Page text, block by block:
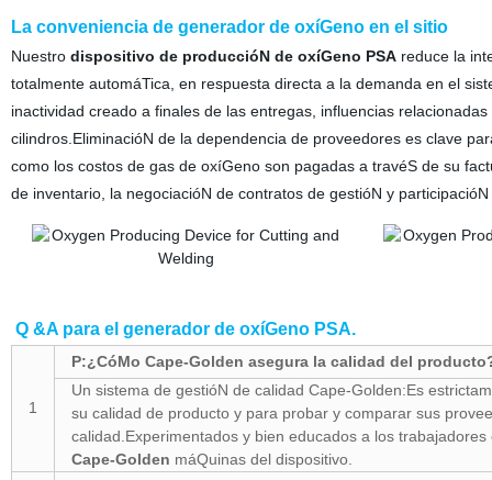
La conveniencia de generador de oxíGeno en el sitio
Nuestrodispositivo de produccióN de oxíGeno PSAreduce la
totalmente automáTica, en respuesta directa a la demanda en el
inactividad creado a finales de las entregas, influencias
cilindros.EliminacióN de la dependencia de proveedores es clave
como los costos de gas de oxíGeno son pagadas a travéS de su
de inventario, la negociacióN de contratos de gestióN y
Q &A para el generador de oxíGeno PSA.
1
P:¿CóMo Cape-Golden asegura la calidad del
Un sistema de gestióN de calidad Cape-Golden:Es
su calidad de producto y para probar y comparar sus
calidad.Experimentados y bien educados a los
Cape-Golden máQuinas del dispositivo.